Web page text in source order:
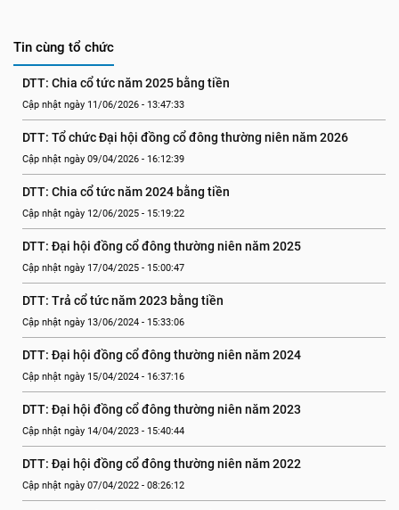
Tin cùng tổ chức
DTT: Chia cổ tức năm 2025 bằng tiền
Cập nhật ngày 11/06/2026 - 13:47:33
DTT: Tổ chức Đại hội đồng cổ đông thường niên năm 2026
Cập nhật ngày 09/04/2026 - 16:12:39
DTT: Chia cổ tức năm 2024 bằng tiền
Cập nhật ngày 12/06/2025 - 15:19:22
DTT: Đại hội đồng cổ đông thường niên năm 2025
Cập nhật ngày 17/04/2025 - 15:00:47
DTT: Trả cổ tức năm 2023 bằng tiền
Cập nhật ngày 13/06/2024 - 15:33:06
DTT: Đại hội đồng cổ đông thường niên năm 2024
Cập nhật ngày 15/04/2024 - 16:37:16
DTT: Đại hội đồng cổ đông thường niên năm 2023
Cập nhật ngày 14/04/2023 - 15:40:44
DTT: Đại hội đồng cổ đông thường niên năm 2022
Cập nhật ngày 07/04/2022 - 08:26:12